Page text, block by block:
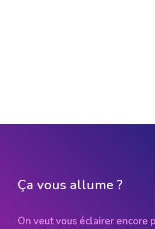
Ça vous allume ?
On veut vous éclairer encore